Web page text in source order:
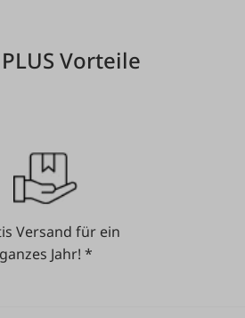
Vorteile
Versand für ein
ganzes Jahr! *